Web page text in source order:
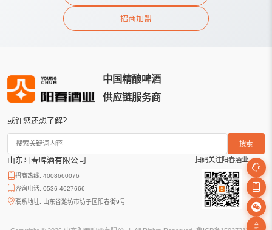
招商加盟
中国精酿啤酒
供应链服务商
或许您还想了解?
搜索
山东阳春啤酒有限公司
招商热线: 4008660076
咨询电话: 0536-4627666
联系地址: 山东省潍坊市坊子区阳春街9号
扫码关注阳春酒业